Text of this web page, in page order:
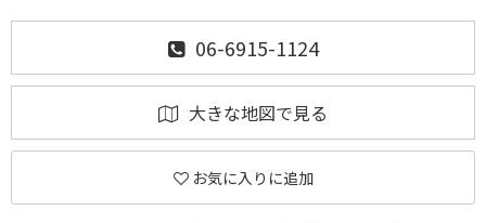
06-6915-1124
大きな地図で見る
お気に入りに追加